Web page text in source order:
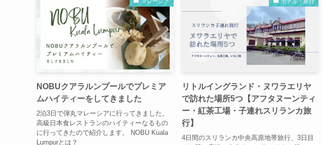
NOBUクアラルンプールでプレミア
ムハイティーをしてきました
2泊3日で弾丸マレーシアに行ってきました。
高級日本食レストランのハイティーなるもの
に行ってきたので紹介します。 NOBU Kuala
Lumpurとは？
リトルイングランド・ヌワラエリヤ
で訪れた場所5つ【アフタヌーンティ
ー・紅茶工場・子連れスリランカ旅
行】
4日間のスリランカ中央高原地帯旅行、3日目